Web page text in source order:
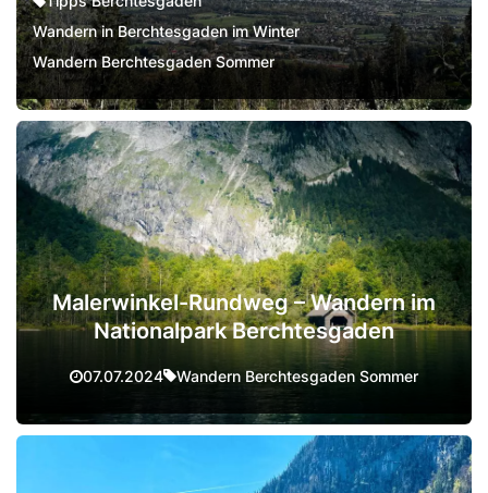
Wandern in Berchtesgaden im Winter
Wandern Berchtesgaden Sommer
Malerwinkel-Rundweg – Wandern im
Nationalpark Berchtesgaden
07.07.2024 Wandern Berchtesgaden Sommer